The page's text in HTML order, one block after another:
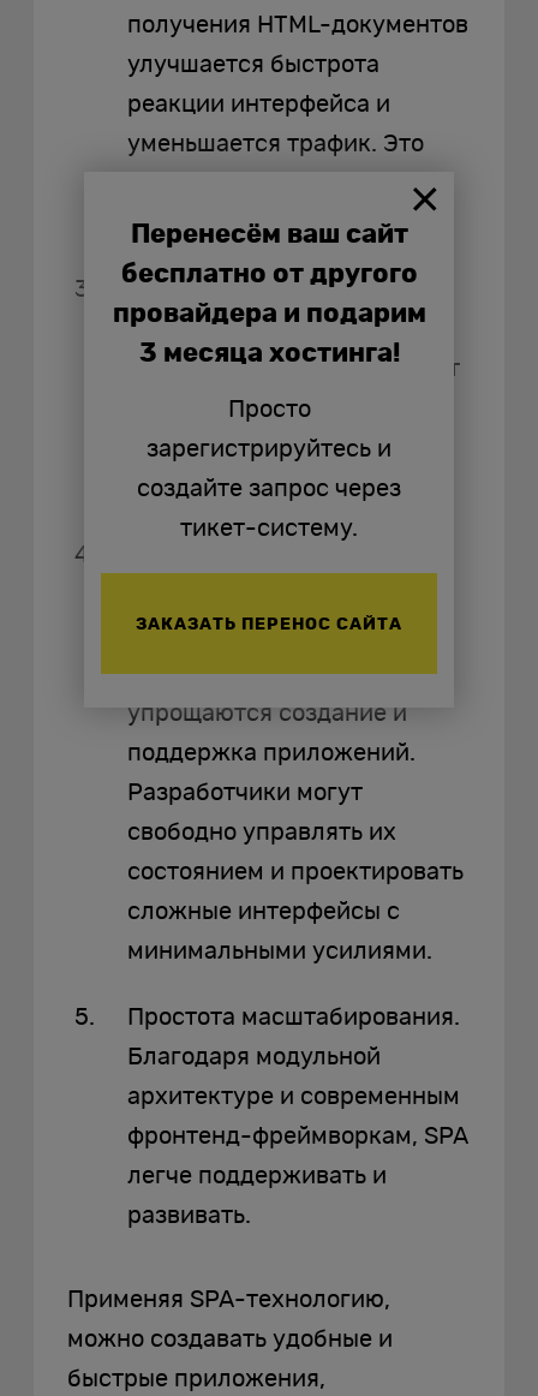
получения HTML-документов
улучшается быстрота
реакции интерфейса и
уменьшается трафик. Это
медленных соединениях.
Кэширование данных. Во
многих SPAs используется
кэширование — оно снижает
нагрузку на сервер и
ускоряет работу
приложения.
фреймворков вроде React,
Angular или Vue.js
упрощаются создание и
поддержка приложений.
Разработчики могут
свободно управлять их
состоянием и проектировать
сложные интерфейсы с
минимальными усилиями.
Простота масштабирования.
Благодаря модульной
архитектуре и современным
фронтенд-фреймворкам, SPA
легче поддерживать и
развивать.
Применяя SPA-технологию,
можно создавать удобные и
быстрые приложения,
Перенесём ваш сайт
бесплатно от другого
провайдера и подарим
3 месяца хостинга!
Просто
зарегистрируйтесь и
создайте запрос через
тикет-систему.
ЗАКАЗАТЬ ПЕРЕНОС САЙТА